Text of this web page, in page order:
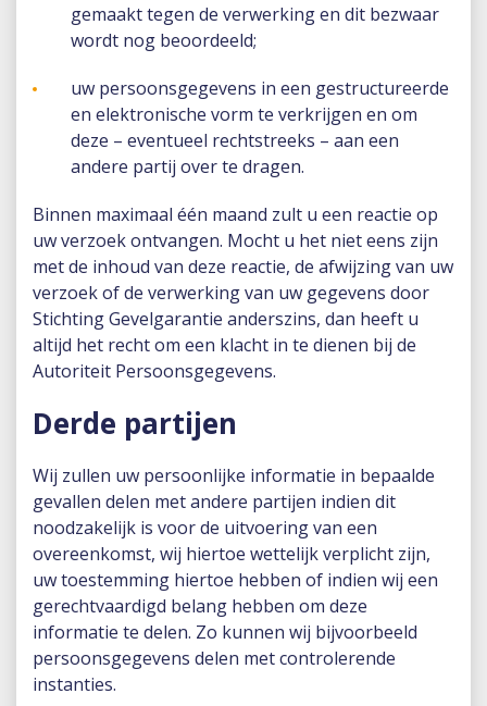
gemaakt tegen de verwerking en dit bezwaar
wordt nog beoordeeld;
uw persoonsgegevens in een gestructureerde
en elektronische vorm te verkrijgen en om
deze – eventueel rechtstreeks – aan een
andere partij over te dragen.
Binnen maximaal één maand zult u een reactie op
uw verzoek ontvangen. Mocht u het niet eens zijn
met de inhoud van deze reactie, de afwijzing van uw
verzoek of de verwerking van uw gegevens door
Stichting Gevelgarantie anderszins, dan heeft u
altijd het recht om een klacht in te dienen bij de
Autoriteit Persoonsgegevens.
Derde partijen
Wij zullen uw persoonlijke informatie in bepaalde
gevallen delen met andere partijen indien dit
noodzakelijk is voor de uitvoering van een
overeenkomst, wij hiertoe wettelijk verplicht zijn,
uw toestemming hiertoe hebben of indien wij een
gerechtvaardigd belang hebben om deze
informatie te delen. Zo kunnen wij bijvoorbeeld
persoonsgegevens delen met controlerende
instanties.